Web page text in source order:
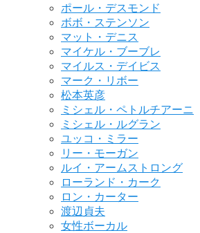
ポール・デスモンド
ボボ・ステンソン
マット・デニス
マイケル・ブーブレ
マイルス・デイビス
マーク・リボー
松本英彦
ミシェル・ペトルチアーニ
ミシェル・ルグラン
ユッコ・ミラー
リー・モーガン
ルイ・アームストロング
ローランド・カーク
ロン・カーター
渡辺貞夫
女性ボーカル